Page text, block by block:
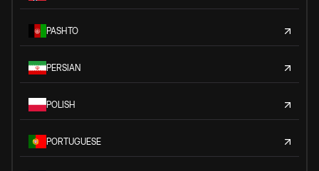
PASHTO
PERSIAN
POLISH
PORTUGUESE